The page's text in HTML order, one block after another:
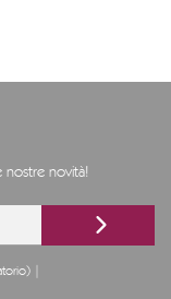
nostre novità!
|